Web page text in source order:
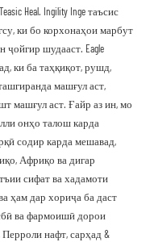
Heal. Ingility Inge таъсис
ки бо корхонаҳои марбут
ҷойгир шудааст. Eagle
ки ба таҳқиқот, рушд,
машғул аст,
машғул аст. Ғайр аз ин, мо
онҳо талош карда
содир карда мешавад,
Африқо ва дигар
сифат ва хадамоти
ҳам дар хориҷа ба даст
ва фармоишӣ дорои
нафт, сарҳад &